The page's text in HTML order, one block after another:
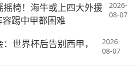
椅！海牛或上四大外援
踢中甲都困难
2026-
08-07
世界杯后告别西甲，
2026-
08-07